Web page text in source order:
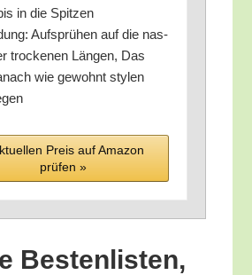
in die Spitzen
Auf­sprü­hen auf die nas­
tro­cke­nen Län­gen, Das
wie gewohnt sty­len
Preis auf Ama­zon
prü­fen »
Bes­ten­lis­ten,